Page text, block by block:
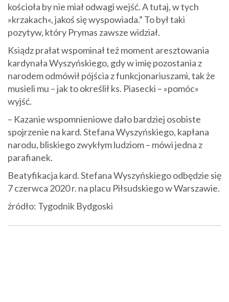
kościoła by nie miał odwagi wejść. A tutaj, w tych
»krzakach«, jakoś się wyspowiada.” To był taki
pozytyw, który Prymas zawsze widział.
Ksiądz prałat wspominał też moment aresztowania
kardynała Wyszyńskiego, gdy w imię pozostania z
narodem odmówił pójścia z funkcjonariuszami, tak że
musieli mu – jak to określił ks. Piasecki – »pomóc«
wyjść.
– Kazanie wspomnieniowe dało bardziej osobiste
spojrzenie na kard. Stefana Wyszyńskiego, kapłana
narodu, bliskiego zwykłym ludziom – mówi jedna z
parafianek.
Beatyfikacja kard. Stefana Wyszyńskiego odbędzie się
7 czerwca 2020 r. na placu Piłsudskiego w Warszawie.
źródło: Tygodnik Bydgoski